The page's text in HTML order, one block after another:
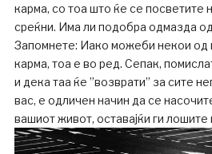
карма, со тоа што ќе се посветите
среќни. Има ли подобра одмазда
Запомнете: Иако можеби некои од
карма, тоа е во ред. Сепак,
и дека таа ќе ”возврати” за сите
вас, е одличен начин да се
вашиот живот, оставајќи ги лошите